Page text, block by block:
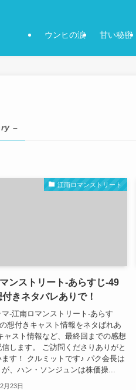
ウンヒの涙 甘い秘密
–
江南ロマンストリート
ンストリート-あらすじ-49
きネタバレありで！
-江南ロマンストリート-あらす
想付きキャスト情報をネタばれあ
ャスト情報など、最終回までの感想
信します。 ご訪問くださりありがと
ます！ クルミットです♪ パク会長は
、ハン・ソンジュンは株価操...
月23日